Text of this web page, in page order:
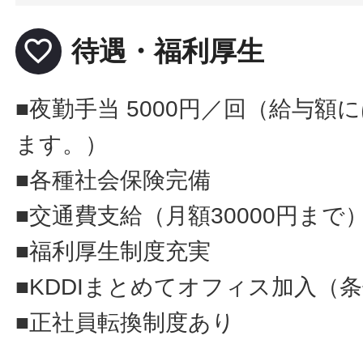
favorite_border 待遇・福利厚生
■夜勤手当 5000円／回（給与額
ます。）
■各種社会保険完備
■交通費支給（月額30000円まで
■福利厚生制度充実
■KDDIまとめてオフィス加入（
■正社員転換制度あり